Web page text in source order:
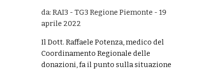
da: RAI3 - TG3 Regione Piemonte - 19
aprile 2022
Il Dott. Raffaele Potenza, medico del
Coordinamento Regionale delle
donazioni, fa il punto sulla situazione